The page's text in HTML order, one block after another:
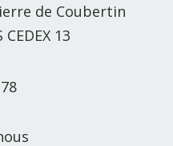
de Coubertin
CEDEX 13